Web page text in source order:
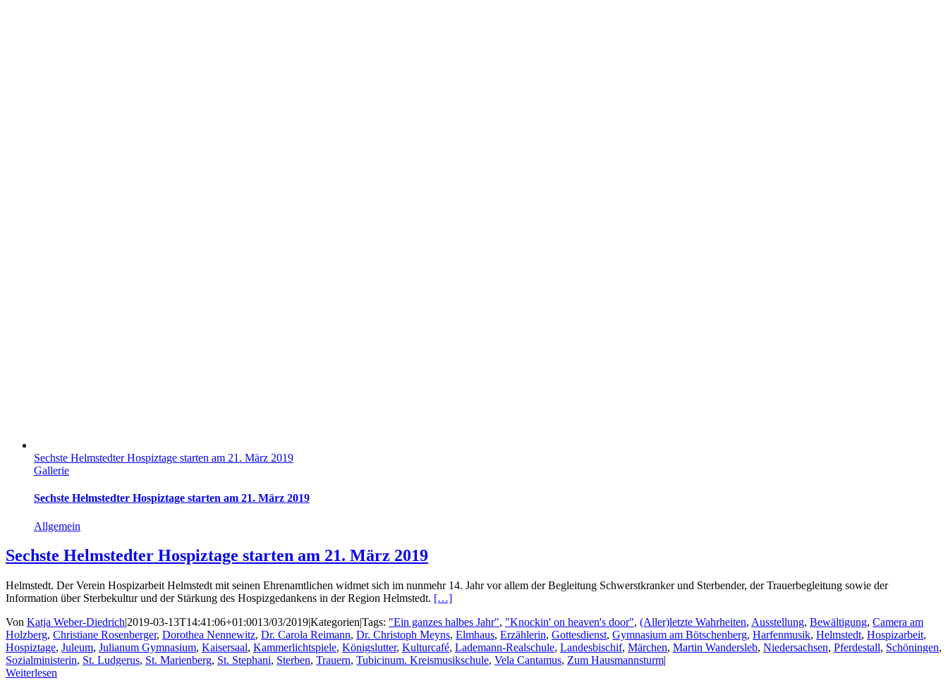
Sechste Helmstedter Hospiztage starten am 21. März 2019
Gallerie
Sechste Helmstedter Hospiztage starten am 21. März 2019
Allgemein
Sechste Helmstedter Hospiztage starten am 21. März 2019
Helmstedt. Der Verein Hospizarbeit Helmstedt mit seinen Ehrenamtlichen widmet sich im nunmehr 14. Jahr vor allem der Begleitung Schwerstkranker und Sterbender, der Trauerbegleitung sowie der
Information über Sterbekultur und der Stärkung des Hospizgedankens in der Region Helmstedt. […]
Von Katja Weber-Diedrich|2019-03-13T14:41:06+01:0013/03/2019|Kategorien|Tags: "Ein ganzes halbes Jahr", "Knockin' on heaven's door", (Aller)letzte Wahrheiten, Ausstellung, Bewältigung, Camera am
Holzberg, Christiane Rosenberger, Dorothea Nennewitz, Dr. Carola Reimann, Dr. Christoph Meyns, Elmhaus, Erzählerin, Gottesdienst, Gymnasium am Bötschenberg, Harfenmusik, Helmstedt, Hospizarbeit,
Hospiztage, Juleum, Julianum Gymnasium, Kaisersaal, Kammerlichtspiele, Königslutter, Kulturcafé, Lademann-Realschule, Landesbischif, Märchen, Martin Wandersleb, Niedersachsen, Pferdestall, Schöningen,
Sozialministerin, St. Ludgerus, St. Marienberg, St. Stephani, Sterben, Trauern, Tubicinum. Kreismusikschule, Vela Cantamus, Zum Hausmannsturm|
Weiterlesen